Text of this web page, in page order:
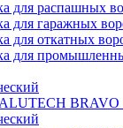
для распашных
для гаражных
для откатных
для
BRAVO